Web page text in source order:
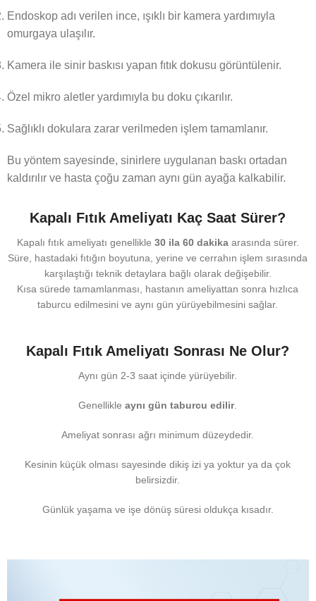
Endoskop adı verilen ince, ışıklı bir kamera yardımıyla
omurgaya ulaşılır.
Kamera ile sinir baskısı yapan fıtık dokusu görüntülenir.
Özel mikro aletler yardımıyla bu doku çıkarılır.
Sağlıklı dokulara zarar verilmeden işlem tamamlanır.
Bu yöntem sayesinde, sinirlere uygulanan baskı ortadan
kaldırılır ve hasta çoğu zaman aynı gün ayağa kalkabilir.
Kapalı Fıtık Ameliyatı Kaç Saat Sürer?
Kapalı fıtık ameliyatı genellikle 30 ila 60 dakikaarasında sürer.
Süre, hastadaki fıtığın boyutuna, yerine ve cerrahın işlem sırasında
karşılaştığı teknik detaylara bağlı olarak değişebilir.
Kısa sürede tamamlanması, hastanın ameliyattan sonra hızlıca
taburcu edilmesini ve aynı gün yürüyebilmesini sağlar.
Kapalı Fıtık Ameliyatı Sonrası Ne Olur?
Aynı gün 2-3 saat içinde yürüyebilir.
Genellikleaynı gün taburcu edilir.
Ameliyat sonrası ağrı minimum düzeydedir.
Kesinin küçük olması sayesinde dikiş izi ya yoktur ya da çok
belirsizdir.
Günlük yaşama ve işe dönüş süresi oldukça kısadır.